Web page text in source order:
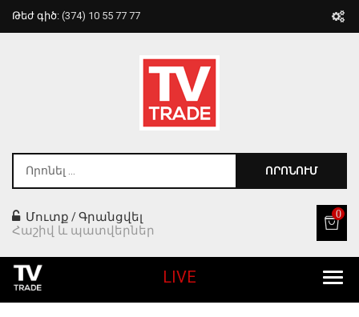
Թեժ գիծ: (374) 10 55 77 77
ՈՐՈՆՈՒՄ
Մուտք /Գրանցվել
Հաշիվ և պատվերներ
0
LIVE